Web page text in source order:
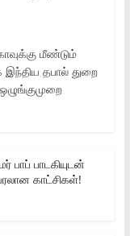
மீண்டும்
தபால் துறை
பாப் பாடகியுடன்
காட்சிகள்!